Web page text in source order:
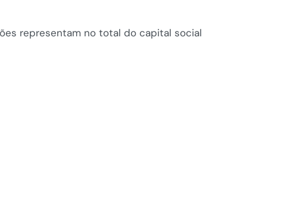
representam no total do capital social